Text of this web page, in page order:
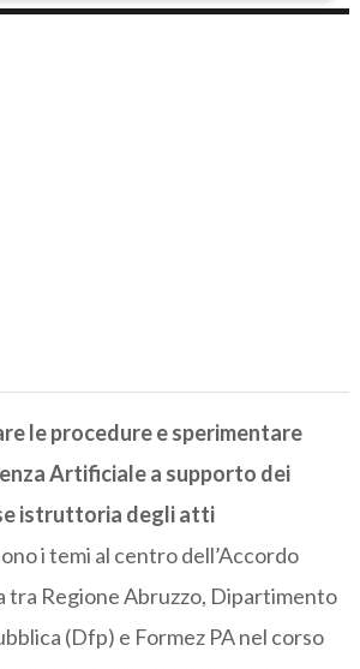
le procedure e sperimentare
Artificiale a supporto dei
istruttoria degli atti
i temi al centro dell’Accordo
tra Regione Abruzzo, Dipartimento
(Dfp) e Formez PA nel corso